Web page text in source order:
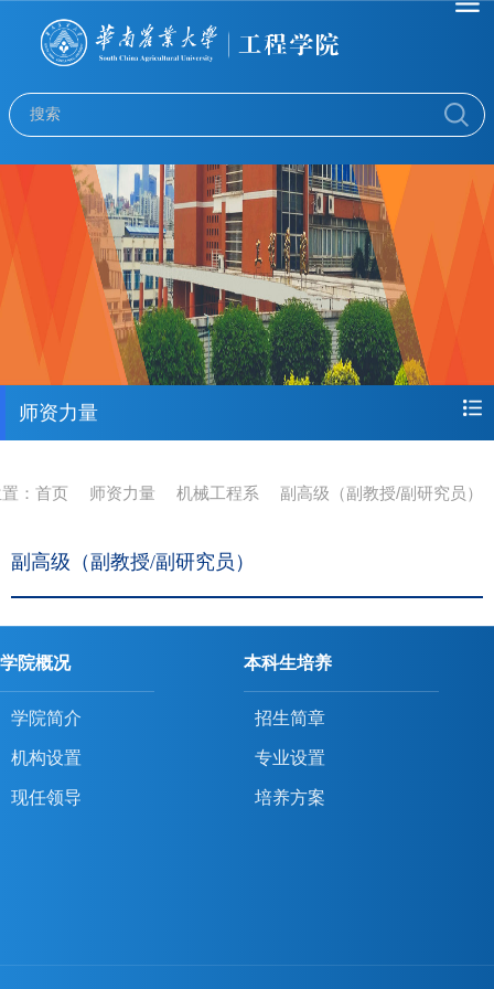
师资力量
： 首页 师资力量 机械工程系 副高级（副教授/副研究员）
副高级（副教授/副研究员）
学院概况
学院简介
机构设置
现任领导
本科生培养
招生简章
专业设置
培养方案